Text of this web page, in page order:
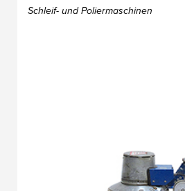
Schleif- und Poliermaschinen